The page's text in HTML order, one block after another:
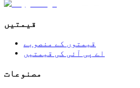
قیمتیں
قیمتوں کے منصوبے
اے پی آئی کی قیمتیں
مصنوعات